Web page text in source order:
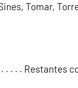
Tomar,
. . . . Restantes